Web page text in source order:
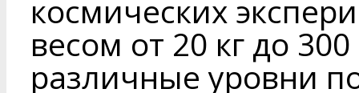
космических
весом от 20 кг до
различные уровни